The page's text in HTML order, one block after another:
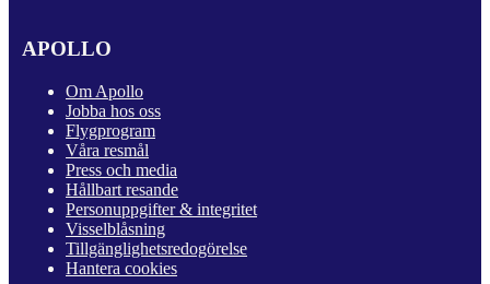
APOLLO
Om Apollo
Jobba hos oss
Flygprogram
Våra resmål
Press och media
Hållbart resande
Personuppgifter & integritet
Visselblåsning
Tillgänglighetsredogörelse
Hantera cookies